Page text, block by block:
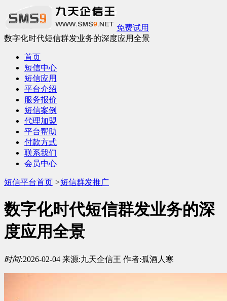
免费试用
数字化时代短信群发业务的深度应用全景
首页
短信中心
短信应用
平台介绍
服务报价
短信案例
代理加盟
平台帮助
付款方式
联系我们
会员中心
短信平台首页 >短信群发推广
数字化时代短信群发业务的深
度应用全景
时间:2026-02-04 来源:九天企信王 作者:孤酒人寒